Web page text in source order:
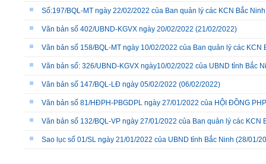
Số:197/BQL-MT ngày 22/02/2022 của Ban quản lý các KCN Bắc Ninh
Văn bản số 402/UBND-KGVX ngày 20/02/2022 (21/02/2022)
Văn bản số 158/BQL-MT ngày 10/02/2022 của Ban quản lý các KCN
Văn bản số: 326/UBND-KGVX ngày10/02/2022 của UBND tỉnh Bắc
Văn bản số 147/BQL-LĐ ngày 05/02/2022 (06/02/2022)
Văn bản số 81/HĐPH-PBGDPL ngày 27/01/2022 của HỘI ĐỒNG
Văn bản số 132/BQL-VP ngày 27/01/2022 của Ban quản lý các KCN
Sao lục số 01/SL ngày 21/01/2022 của UBND tỉnh Bắc Ninh (28/01/